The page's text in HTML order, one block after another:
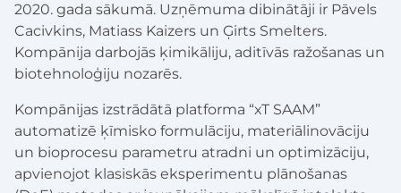
2020. gada sākumā. Uzņēmuma dibinātāji ir Pāvels
Cacivkins, Matiass Kaizers un Ģirts Smelters.
Kompānija darbojās ķimikāliju, aditīvās ražošanas un
biotehnoloģiju nozarēs.
Kompānijas izstrādātā platforma “xT SAAM”
automatizē ķīmisko formulāciju, materiālinovāciju
un bioprocesu parametru atradni un optimizāciju,
apvienojot klasiskās eksperimentu plānošanas